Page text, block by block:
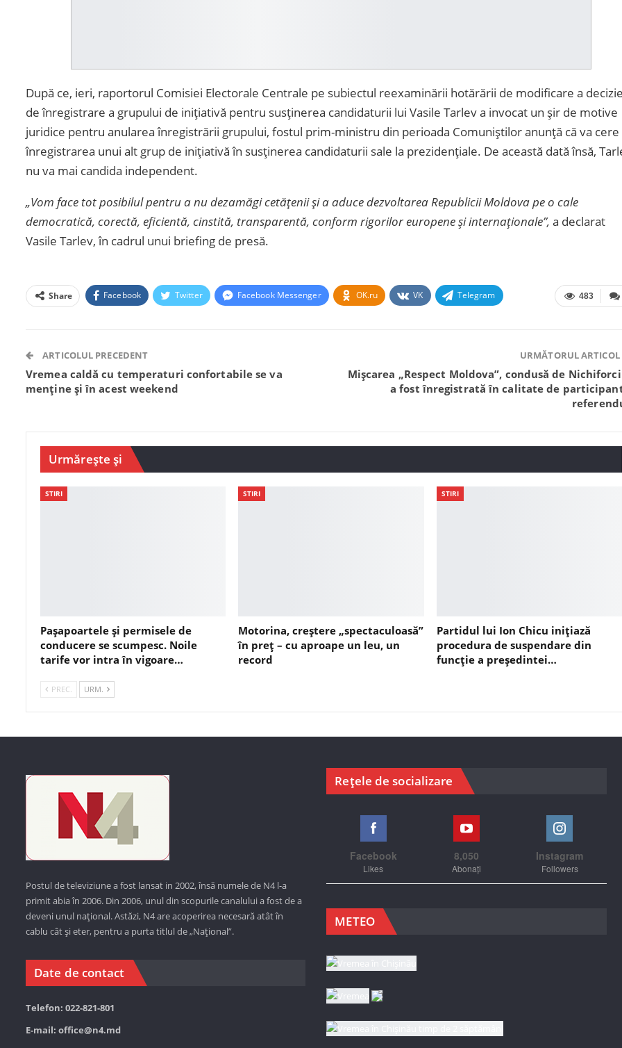
După ce, ieri, raportorul Comisiei Electorale Centrale pe subiectul reexaminării hotărării de modificare a
de înregistrare a grupului de inițiativă pentru susținerea candidaturii lui Vasile Tarlev a invocat un șir de motive
juridice pentru anularea înregistrării grupului, fostul prim-ministru din perioada Comuniștilor anunță că va cere
înregistrarea unui alt grup de inițiativă în susținerea candidaturii sale la prezidențiale. De această dată însă,
nu va mai candida independent.
„Vom face tot posibilul pentru a nu dezamăgi cetățenii și a aduce dezvoltarea Republicii Moldova pe o cale
democratică, corectă, eficientă, cinstită, transparentă, conform rigorilor europene și internaționale”, a declarat
Vasile Tarlev, în cadrul unui briefing de presă.
483
Share Facebook Twitter Facebook Messenger OK.ru VK Telegram
ARTICOLUL PRECEDENT
Vremea caldă cu temperaturi confortabile se va
menține și în acest weekend
URMĂTORUL ARTICOL
Mișcarea „Respect Moldova”, condusă de
a fost înregistrată în calitate de
Urmărește și
STIRI
Pașapoartele și permisele de
conducere se scumpesc. Noile
tarife vor intra în vigoare…
STIRI
Motorina, creștere „spectaculoasă”
în preț – cu aproape un leu, un
record
STIRI
Partidul lui Ion Chicu inițiază
procedura de suspendare din
funcție a președintei…
PREC. URM.
Postul de televiziune a fost lansat in 2002, însă numele de N4 l-a
primit abia în 2006. Din 2006, unul din scopurile canalului a fost de a
deveni unul național. Astăzi, N4 are acoperirea necesară atât în
cablu cât și eter, pentru a purta titlul de „Național”.
Date de contact
Telefon: 022-821-801
E-mail: office@n4.md
Rețele de socializare
Facebook
Likes
8,050
Abonați
Instagram
Followers
METEO